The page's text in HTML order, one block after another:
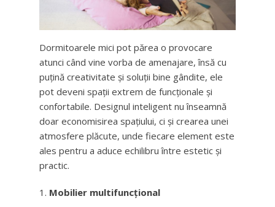
Dormitoarele mici pot părea o provocare
atunci când vine vorba de amenajare, însă cu
puțină creativitate și soluții bine gândite, ele
pot deveni spații extrem de funcționale și
confortabile. Designul inteligent nu înseamnă
doar economisirea spațiului, ci și crearea unei
atmosfere plăcute, unde fiecare element este
ales pentru a aduce echilibru între estetic și
practic.
Mobilier multifuncțional